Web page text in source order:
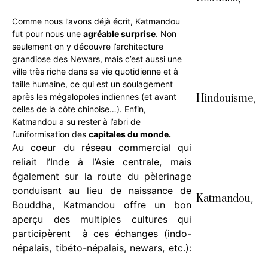
Comme nous l’avons déjà écrit, Katmandou
fut pour nous une agréable surprise. Non
seulement on y découvre l’architecture
grandiose des Newars, mais c’est aussi une
ville très riche dans sa vie quotidienne et à
taille humaine, ce qui est un soulagement
après les mégalopoles indiennes (et avant
celles de la côte chinoise…). Enfin,
Katmandou a su rester à l’abri de
l’uniformisation des capitales du monde.
Au coeur du réseau commercial qui
reliait l’Inde à l’Asie centrale, mais
également sur la route du pèlerinage
conduisant au lieu de naissance de
Bouddha, Katmandou offre un bon
aperçu des multiples cultures qui
participèrent à ces échanges (indo-
népalais, tibéto-népalais, newars, etc.):
Hindouisme,
Katmandou,